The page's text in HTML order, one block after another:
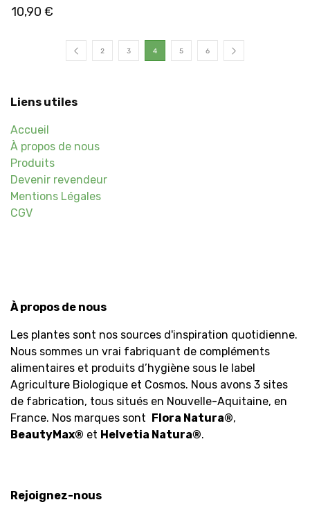
10,90 €
2 3 4 5 6
Liens utiles
Accueil
À propos de nous
Produits
Devenir revendeur
Mentions Légales
CGV
À propos de nous
Les plantes sont nos sources d'inspiration quotidienne.
Nous sommes un vrai fabriquant de compléments
alimentaires et produits d’hygiène sous le label
Agriculture Biologique et Cosmos. Nous avons 3 sites
de fabrication, tous situés en Nouvelle-Aquitaine, en
France. Nos marques sont
Flora Natura®,
BeautyMax® et Helvetia Natura®.
Rejoignez-nous